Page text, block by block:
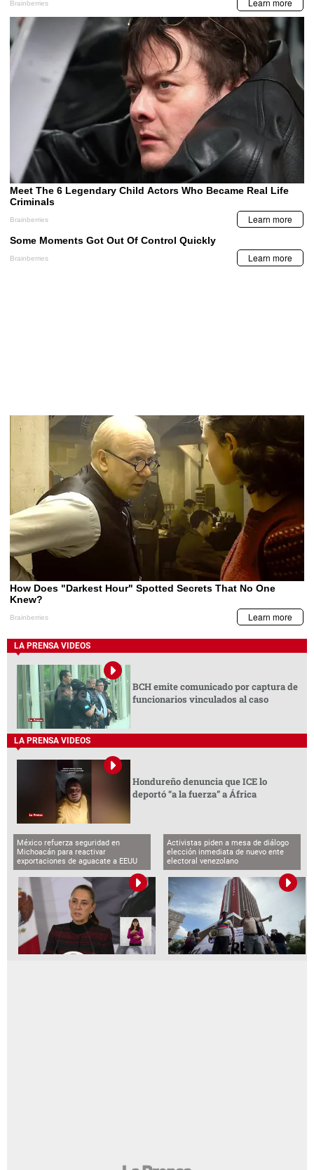
LA PRENSA VIDEOS
BCH emite comunicado por captura de
funcionarios vinculados al caso
LA PRENSA VIDEOS
Hondureño denuncia que ICE lo
deportó “a la fuerza” a África
México refuerza seguridad en
Michoacán para reactivar
exportaciones de aguacate a EEUU
Activistas piden a mesa de diálogo
elección inmediata de nuevo ente
electoral venezolano